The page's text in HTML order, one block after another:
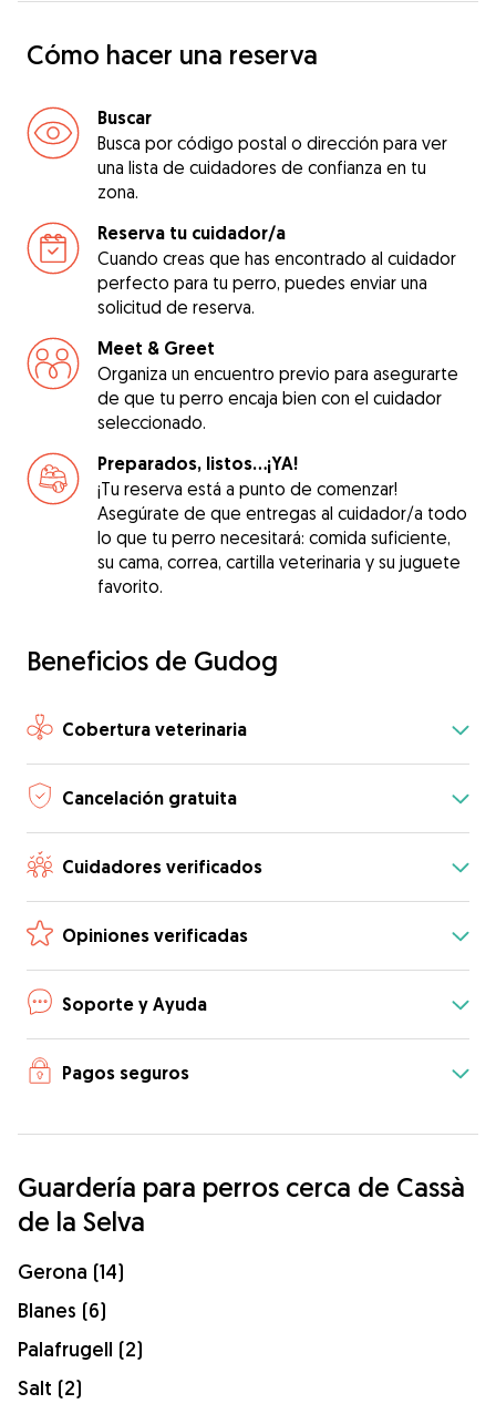
Cómo hacer una reserva
Buscar
Busca por código postal o dirección para ver
una lista de cuidadores de confianza en tu
zona.
Reserva tu cuidador/a
Cuando creas que has encontrado al cuidador
perfecto para tu perro, puedes enviar una
solicitud de reserva.
Meet & Greet
Organiza un encuentro previo para asegurarte
de que tu perro encaja bien con el cuidador
seleccionado.
Preparados, listos...¡YA!
¡Tu reserva está a punto de comenzar!
Asegúrate de que entregas al cuidador/a todo
lo que tu perro necesitará: comida suficiente,
su cama, correa, cartilla veterinaria y su juguete
favorito.
Beneficios de Gudog
Cobertura veterinaria
Cancelación gratuita
Cuidadores verificados
Opiniones verificadas
Soporte y Ayuda
Pagos seguros
Guardería para perros cerca de Cassà
de la Selva
Gerona (14)
Blanes (6)
Palafrugell (2)
Salt (2)